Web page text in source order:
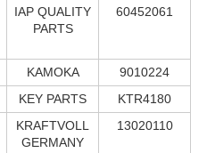
IAP QUALITY
PARTS
60452061
KAMOKA
9010224
KEY PARTS
KTR4180
KRAFTVOLL
GERMANY
13020110